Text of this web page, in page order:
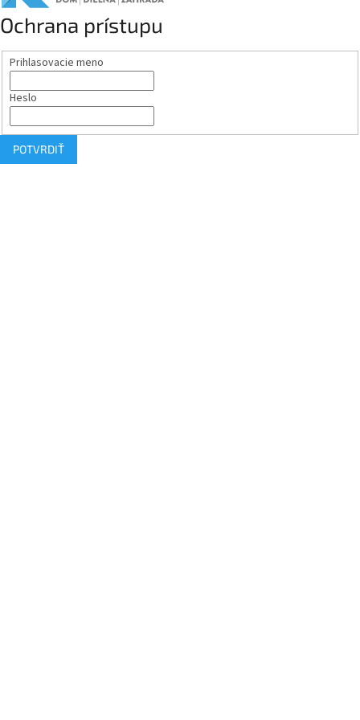
Ochrana prístupu
Prihlasovacie meno
Heslo
POTVRDIŤ